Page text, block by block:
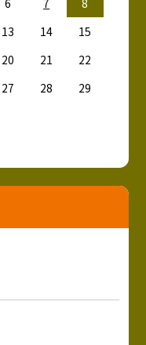
6 7
8
13 14
15
20 21
22
27 28
29